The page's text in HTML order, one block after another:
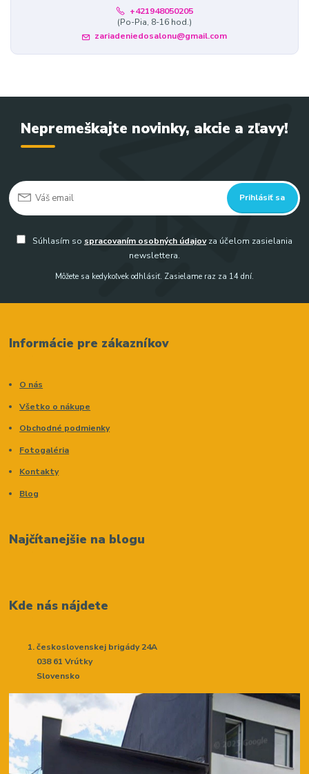
+421948050205
(Po-Pia, 8-16 hod.)
zariadeniedosalonu@gmail.com
Nepremeškajte novinky, akcie a zľavy!
Prihlásiť sa
Súhlasím so spracovaním osobných údajovza účelom zasielania
newslettera.
Môžete sa kedykoľvek odhlásiť. Zasielame raz za 14 dní.
Informácie pre zákazníkov
O nás
Všetko o nákupe
Obchodné podmienky
Fotogaléria
Kontakty
Blog
Najčítanejšie na blogu
Kde nás nájdete
československej brigády 24A
038 61 Vrútky
Slovensko